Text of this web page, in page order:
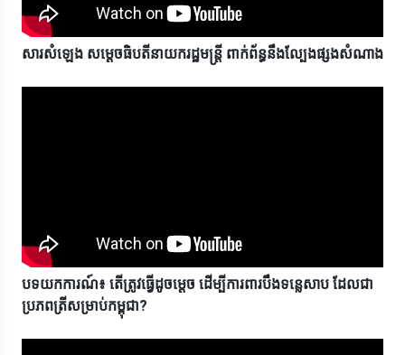
សារសំឡេង សម្តេចធិបតីនាយករដ្ឋមន្ត្រី ពាក់ព័ន្ធនឹងល្បែងផ្សងសំណាង
បទយកការណ៍៖ តើត្រូវធ្វើដូចម្តេច ដើម្បីការពារបឹងទន្លេសាប ដែលជា
ប្រភពត្រីសម្រាប់កម្ពុជា?